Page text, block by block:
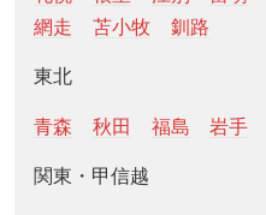
網走
苫小牧 釧路
東北
青森 秋田 福島 岩手
関東・甲信越